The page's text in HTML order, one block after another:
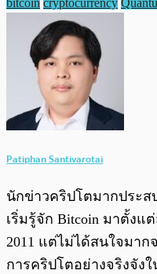
Patiphan Santivarotai
นักข่าวคริปโตมากประส
เริ่มรู้จัก Bitcoin มาตั้งแ
2011 แต่ไม่ได้สนใจมาก
การคริปโตอย่างจริงจัง